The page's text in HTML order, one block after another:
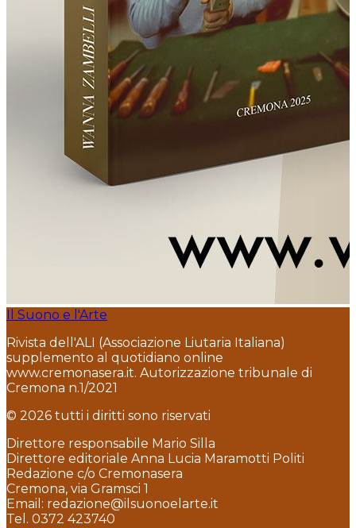
Il Suono e l'Arte
Rivista dell'ALI (Associazione Liutaria Italiana)
supplemento al quotidiano online
www.cremonasera.it. Autorizzazione tribunale di
Cremona n.1/2021
© 2026 tutti i diritti sono riservati
Direttore responsabile Mario Silla
Direttore editoriale Anna Lucia Maramotti Politi
Redazione c/o Cremonasera
Cremona, via Gramsci 1
Email: redazione@ilsuonoelarte.it
Tel. 0372 423740